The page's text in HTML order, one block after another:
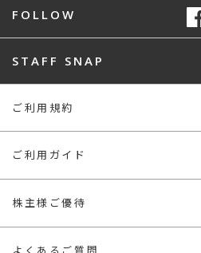
FOLLOW
STAFF SNAP
ご利用規約
ご利用ガイド
株主様ご優待